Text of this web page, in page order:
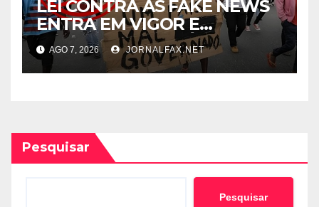
LEI CONTRA AS FAKE NEWS
ENTRA EM VIGOR E
ABRANGE CONTEÚDOS
PRODUZIDOS NO
ESTRANGEIRO
AGO 7, 2026 JORNALFAX.NET
Pesquisar
Pesquisar